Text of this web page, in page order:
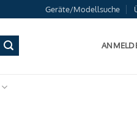
Geräte/Modellsuche